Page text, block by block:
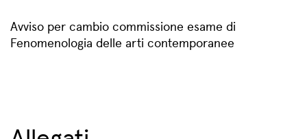
Avviso per cambio commissione esame di
Fenomenologia delle arti contemporanee